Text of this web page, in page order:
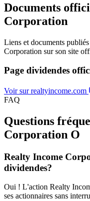
Documents
Corporation
Liens et documents
Corporation sur son site
Page dividendes
Voir sur realtyincome.com
FAQ
Questions
Corporation O
Realty Income
dividendes?
Oui ! L'action Realty
ses actionnaires sans